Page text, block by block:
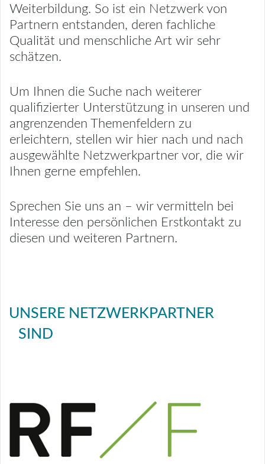
Weiterbildung. So ist ein Netzwerk von
Partnern entstanden, deren fachliche
Qualität und menschliche Art wir sehr
schätzen.
Um Ihnen die Suche nach weiterer
qualifizierter Unterstützung in unseren und
angrenzenden Themenfeldern zu
erleichtern, stellen wir hier nach und nach
ausgewählte Netzwerkpartner vor, die wir
Ihnen gerne empfehlen.
Sprechen Sie uns an – wir vermitteln bei
Interesse den persönlichen Erstkontakt zu
diesen und weiteren Partnern.
UNSERE NETZWERKPARTNER
SIND